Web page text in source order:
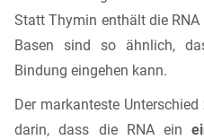
Statt Thymin enthält die RNA
Basen sind so ähnlich,
Bindung eingehen kann.
Der markanteste
darin, dass die RNA ein